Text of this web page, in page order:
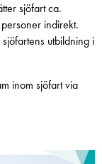
sjöfart ca.
indirekt.
utbildning i
inom sjöfart via